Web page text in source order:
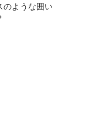
のような囲い